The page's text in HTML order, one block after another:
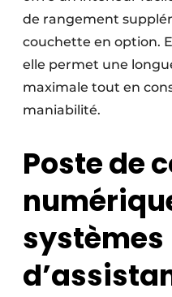
de rangement
couchette en option.
elle permet une
maximale tout en
maniabilité.
Poste de
systèmes